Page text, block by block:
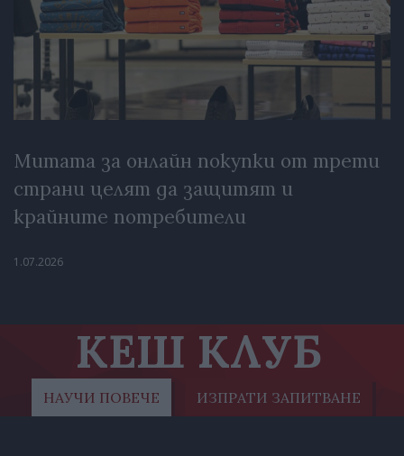
Митата за онлайн покупки от трети
страни целят да защитят и
крайните потребители
1.07.2026
КЕШ КЛУБ
НАУЧИ ПОВЕЧЕ ИЗПРАТИ ЗАПИТВАНЕ